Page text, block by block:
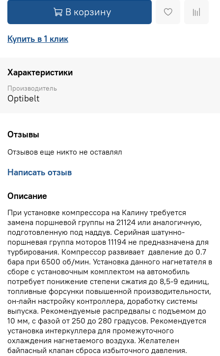
В корзину
Купить в 1 клик
Характеристики
Производитель
Optibelt
Отзывы
Отзывов еще никто не оставлял
Написать отзыв
Описание
При установке компрессора на Калину требуется
замена поршневой группы на 21124 или аналогичную,
подготовленную под наддув. Серийная шатунно-
поршневая группа моторов 11194 не предназначена для
турбирования. Компрессор развивает давление до 0.7
бара при 6500 об/мин. Установка данного нагнетателя в
сборе с установочным комплектом на автомобиль
потребует понижение степени сжатия до 8,5-9 единиц,
топливные форсунки повышенной производительности,
он-лайн настройку контроллера, доработку системы
выпуска. Рекомендуемые распредвалы с подъемом до
10 мм, с фазой от 250 до 280 градусов. Рекомендуется
установка интеркуллера для промежуточного
охлаждения нагнетаемого воздуха. Желателен
байпасный клапан сброса избыточного давления.